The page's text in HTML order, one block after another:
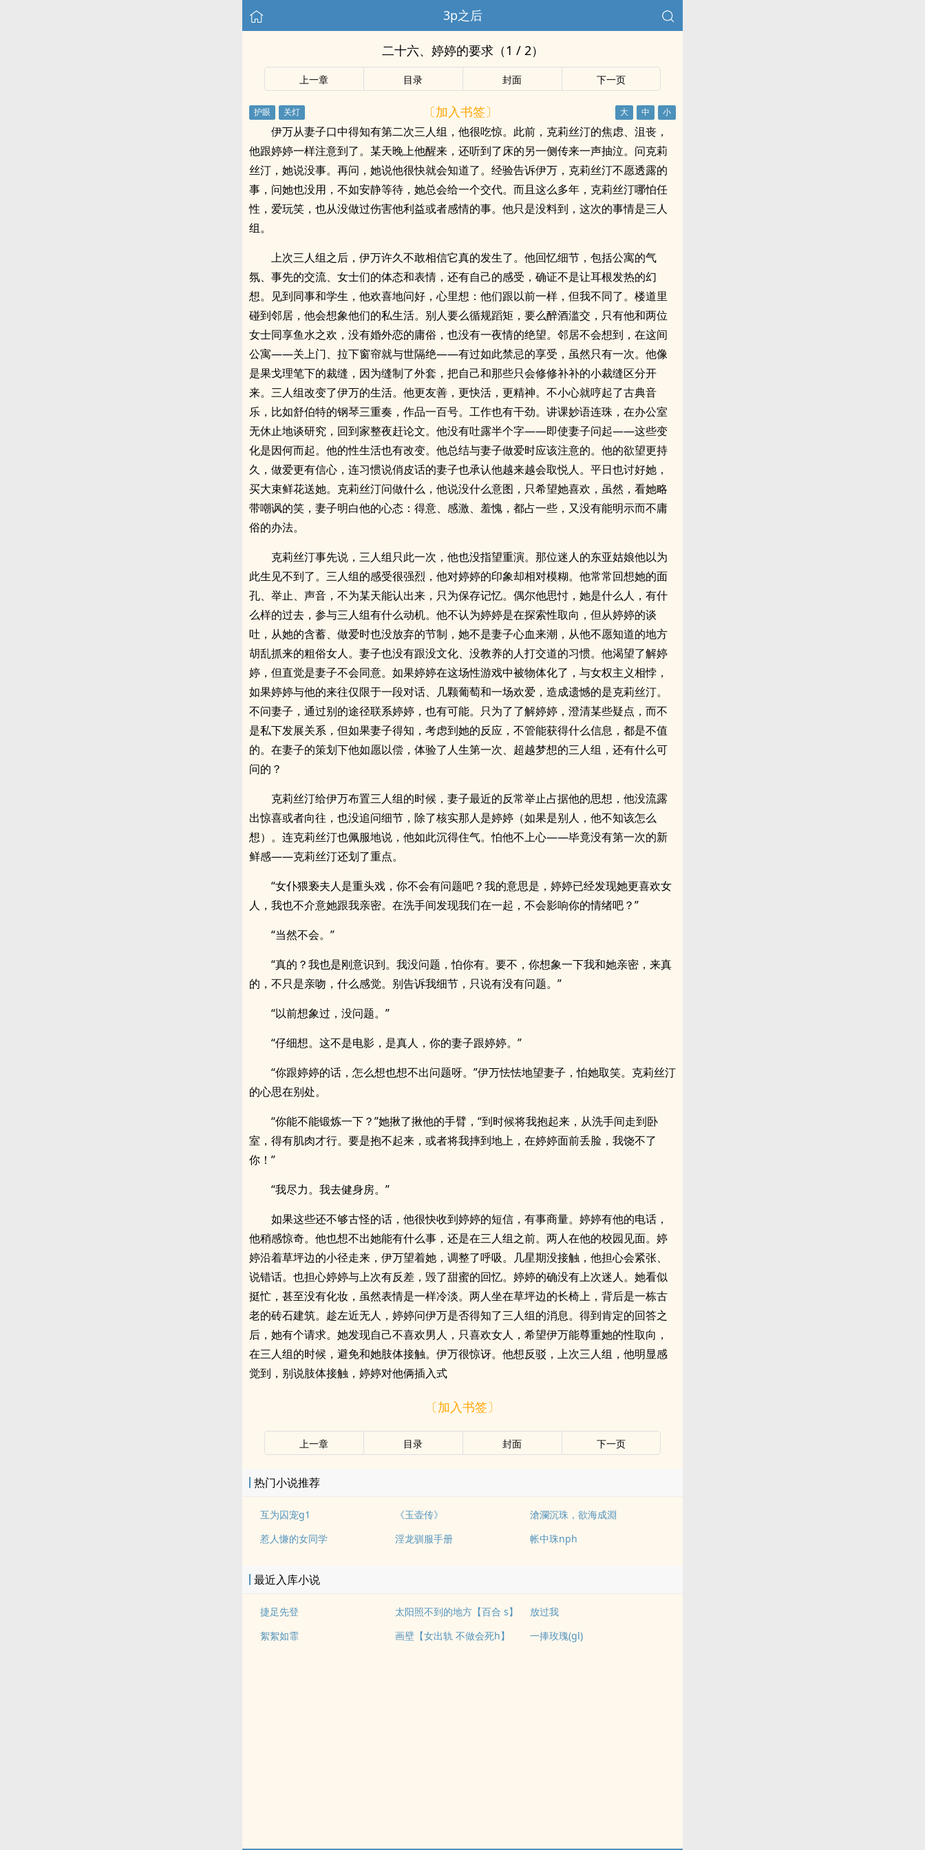
3p之后
二十六、婷婷的要求（1 / 2）
上一章 目录 封面 下一页
〔加入书签〕
伊万从妻子口中得知有第二次三人组，他很吃惊。此前，克莉丝汀的焦虑、沮丧，
他跟婷婷一样注意到了。某天晚上他醒来，还听到了床的另一侧传来一声抽泣。问克莉
丝汀，她说没事。再问，她说他很快就会知道了。经验告诉伊万，克莉丝汀不愿透露的
事，问她也没用，不如安静等待，她总会给一个交代。而且这么多年，克莉丝汀哪怕任
性，爱玩笑，也从没做过伤害他利益或者感情的事。他只是没料到，这次的事情是三人
组。
上次三人组之后，伊万许久不敢相信它真的发生了。他回忆细节，包括公寓的气
氛、事先的交流、女士们的体态和表情，还有自己的感受，确证不是让耳根发热的幻
想。见到同事和学生，他欢喜地问好，心里想：他们跟以前一样，但我不同了。楼道里
碰到邻居，他会想象他们的私生活。别人要么循规蹈矩，要么醉酒滥交，只有他和两位
女士同享鱼水之欢，没有婚外恋的庸俗，也没有一夜情的绝望。邻居不会想到，在这间
公寓——关上门、拉下窗帘就与世隔绝——有过如此禁忌的享受，虽然只有一次。他像
是果戈理笔下的裁缝，因为缝制了外套，把自己和那些只会修修补补的小裁缝区分开
来。三人组改变了伊万的生活。他更友善，更快活，更精神。不小心就哼起了古典音
乐，比如舒伯特的钢琴三重奏，作品一百号。工作也有干劲。讲课妙语连珠，在办公室
无休止地谈研究，回到家整夜赶论文。他没有吐露半个字——即使妻子问起——这些变
化是因何而起。他的性生活也有改变。他总结与妻子做爱时应该注意的。他的欲望更持
久，做爱更有信心，连习惯说俏皮话的妻子也承认他越来越会取悦人。平日也讨好她，
买大束鲜花送她。克莉丝汀问做什么，他说没什么意图，只希望她喜欢，虽然，看她略
带嘲讽的笑，妻子明白他的心态：得意、感激、羞愧，都占一些，又没有能明示而不庸
俗的办法。
克莉丝汀事先说，三人组只此一次，他也没指望重演。那位迷人的东亚姑娘他以为
此生见不到了。三人组的感受很强烈，他对婷婷的印象却相对模糊。他常常回想她的面
孔、举止、声音，不为某天能认出来，只为保存记忆。偶尔他思忖，她是什么人，有什
么样的过去，参与三人组有什么动机。他不认为婷婷是在探索性取向，但从婷婷的谈
吐，从她的含蓄、做爱时也没放弃的节制，她不是妻子心血来潮，从他不愿知道的地方
胡乱抓来的粗俗女人。妻子也没有跟没文化、没教养的人打交道的习惯。他渴望了解婷
婷，但直觉是妻子不会同意。如果婷婷在这场性游戏中被物体化了，与女权主义相悖，
如果婷婷与他的来往仅限于一段对话、几颗葡萄和一场欢爱，造成遗憾的是克莉丝汀。
不问妻子，通过别的途径联系婷婷，也有可能。只为了了解婷婷，澄清某些疑点，而不
是私下发展关系，但如果妻子得知，考虑到她的反应，不管能获得什么信息，都是不值
的。在妻子的策划下他如愿以偿，体验了人生第一次、超越梦想的三人组，还有什么可
问的？
克莉丝汀给伊万布置三人组的时候，妻子最近的反常举止占据他的思想，他没流露
出惊喜或者向往，也没追问细节，除了核实那人是婷婷（如果是别人，他不知该怎么
想）。连克莉丝汀也佩服地说，他如此沉得住气。怕他不上心——毕竟没有第一次的新
鲜感——克莉丝汀还划了重点。
“女仆猥亵夫人是重头戏，你不会有问题吧？我的意思是，婷婷已经发现她更喜欢女
人，我也不介意她跟我亲密。在洗手间发现我们在一起，不会影响你的情绪吧？”
“当然不会。”
“真的？我也是刚意识到。我没问题，怕你有。要不，你想象一下我和她亲密，来真
的，不只是亲吻，什么感觉。别告诉我细节，只说有没有问题。”
“以前想象过，没问题。”
“仔细想。这不是电影，是真人，你的妻子跟婷婷。”
“你跟婷婷的话，怎么想也想不出问题呀。”伊万怯怯地望妻子，怕她取笑。克莉丝汀
的心思在别处。
“你能不能锻炼一下？”她揪了揪他的手臂，“到时候将我抱起来，从洗手间走到卧
室，得有肌肉才行。要是抱不起来，或者将我摔到地上，在婷婷面前丢脸，我饶不了
你！”
“我尽力。我去健身房。”
如果这些还不够古怪的话，他很快收到婷婷的短信，有事商量。婷婷有他的电话，
他稍感惊奇。他也想不出她能有什么事，还是在三人组之前。两人在他的校园见面。婷
婷沿着草坪边的小径走来，伊万望着她，调整了呼吸。几星期没接触，他担心会紧张、
说错话。也担心婷婷与上次有反差，毁了甜蜜的回忆。婷婷的确没有上次迷人。她看似
挺忙，甚至没有化妆，虽然表情是一样冷淡。两人坐在草坪边的长椅上，背后是一栋古
老的砖石建筑。趁左近无人，婷婷问伊万是否得知了三人组的消息。得到肯定的回答之
后，她有个请求。她发现自己不喜欢男人，只喜欢女人，希望伊万能尊重她的性取向，
在三人组的时候，避免和她肢体接触。伊万很惊讶。他想反驳，上次三人组，他明显感
觉到，别说肢体接触，婷婷对他俩插入式
〔加入书签〕
上一章 目录 封面 下一页
热门小说推荐
互为囚宠g1 《玉壶传》
滄瀾沉珠，欲海成淵
惹人慊的女同学
淫龙驯服手册 帐中珠nph
最近入库小说
捷足先登 太阳照不到的地方【百合 s】
放过我
絮絮如霏
画壁【女出轨 不做会死h】 一捧玫瑰(gl)